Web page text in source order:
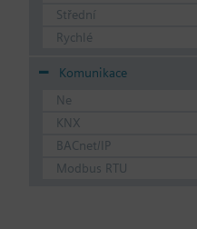
Střední
Rychlé
Komunikace
Ne
KNX
BACnet/IP
Modbus RTU